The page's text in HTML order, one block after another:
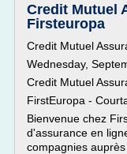
Credit Mutuel
Firsteuropa
Credit Mutuel
Wednesday,
Credit Mutuel
FirstEuropa -
Bienvenue chez
d'assurance en
compagnies